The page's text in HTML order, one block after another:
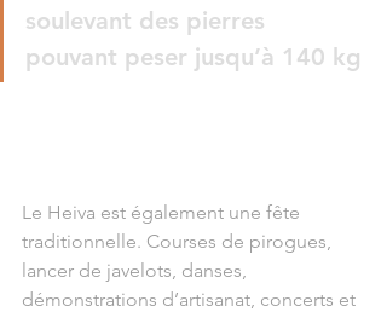
soulevant des pierres
pouvant peser jusqu’à 140 kg
Le Heiva est également une fête
traditionnelle. Courses de pirogues,
lancer de javelots, danses,
démonstrations d’artisanat, concerts et